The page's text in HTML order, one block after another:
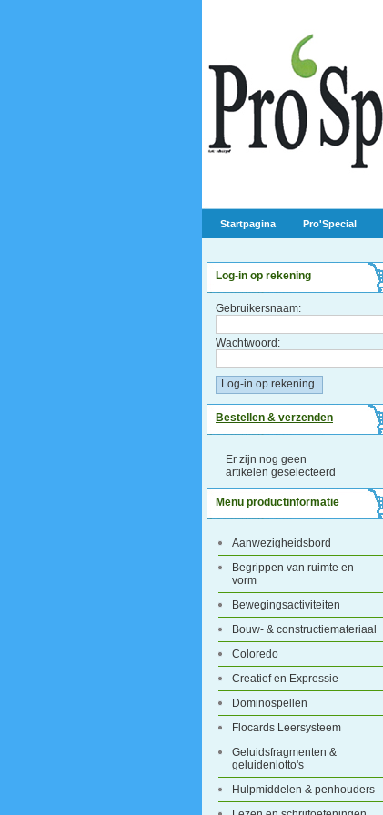
Startpagina Pro'Special
Log-in op rekening
Gebruikersnaam:
Wachtwoord:
Bestellen & verzenden
Er zijn nog geen
artikelen geselecteerd
Menu productinformatie
Aanwezigheidsbord
Begrippen van ruimte en
vorm
Bewegingsactiviteiten
Bouw- & constructiemateriaal
Coloredo
Creatief en Expressie
Dominospellen
Flocards Leersysteem
Geluidsfragmenten &
geluidenlotto's
Hulpmiddelen & penhouders